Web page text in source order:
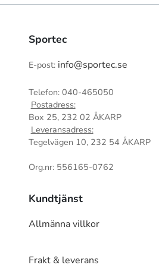
Sportec
E-post: info@sportec.se
Telefon: 040-465050
Postadress:
Box 25, 232 02 ÅKARP
Leveransadress:
Tegelvägen 10, 232 54 ÅKARP
Org.nr: 556165-0762
Kundtjänst
Allmänna villkor
Frakt & leverans